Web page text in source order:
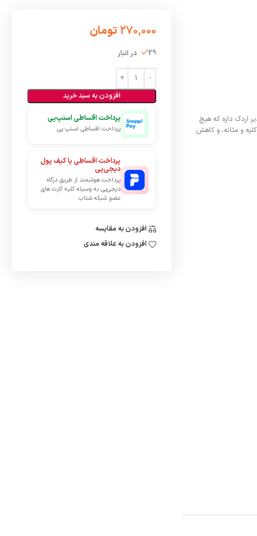
اردک داره که هیچ
و مثانه، و کاهش
270,000 تومان
29 در انبار
افزودن به سبد خرید
پرداخت اقساطی اسنپ‌پی
پرداخت اقساطی اسنپ پی
پرداخت اقساطی یا کیف پول
دیجی‌پی
پرداخت هوشمند از طریق درگاه
دیجی‌پی به وسیله کلیه کارت های
عضو شبکه شتاب
افزودن به مقایسه
افزودن به علاقه مندی